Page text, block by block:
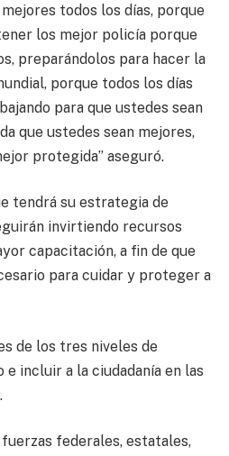
todos los días, porque
los mejor policía porque
preparándolos para hacer la
porque todos los días
para que ustedes sean
que ustedes sean mejores,
protegida” aseguró.
tendrá su estrategia de
invirtiendo recursos
capacitación, a fin de que
para cuidar y proteger a
de los tres niveles de
incluir a la ciudadanía en las
federales, estatales,